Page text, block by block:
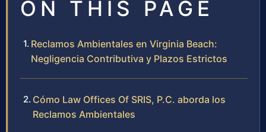
ON THIS PAGE
Reclamos Ambientales en Virginia Beach:
Negligencia Contributiva y Plazos Estrictos
Cómo Law Offices Of SRIS, P.C. aborda los
Reclamos Ambientales